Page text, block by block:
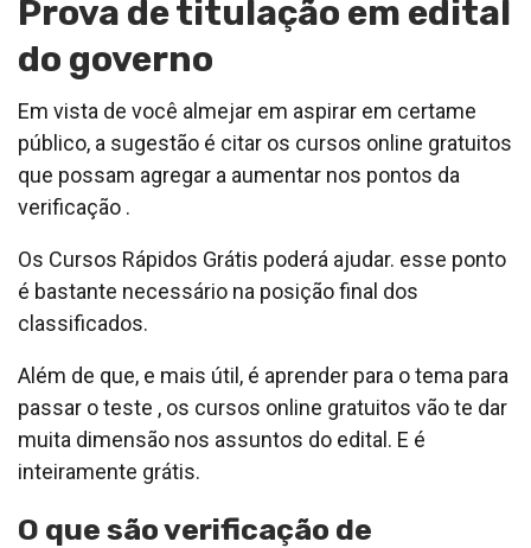
Prova de titulação em edital
do governo
Em vista de você almejar em aspirar em certame
público, a sugestão é citar os cursos online gratuitos
que possam agregar a aumentar nos pontos da
verificação .
Os Cursos Rápidos Grátis poderá ajudar. esse ponto
é bastante necessário na posição final dos
classificados.
Além de que, e mais útil, é aprender para o tema para
passar o teste , os cursos online gratuitos vão te dar
muita dimensão nos assuntos do edital. E é
inteiramente grátis.
O que são verificação de